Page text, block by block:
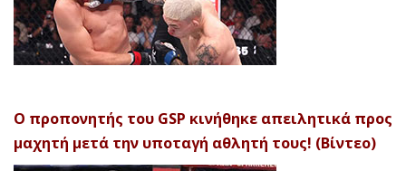
Ο προπονητής του GSP κινήθηκε απειλητικά προς
μαχητή μετά την υποταγή αθλητή τους! (Βίντεο)